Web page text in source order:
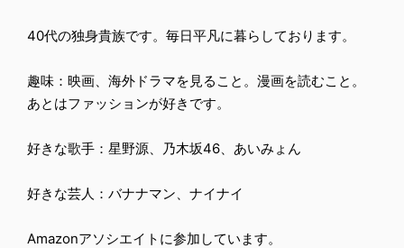
40代の独身貴族です。毎日平凡に暮らしております。
趣味：映画、海外ドラマを見ること。漫画を読むこと。
あとはファッションが好きです。
好きな歌手：星野源、乃木坂46、あいみょん
好きな芸人：バナナマン、ナイナイ
Amazonアソシエイトに参加しています。